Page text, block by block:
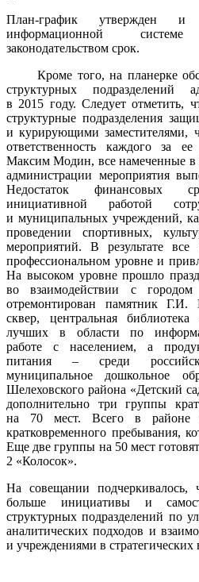
План-график утвержден
информационной
законодательством срок.
Кроме того, на планерке
структурных подразделений
в 2015 году. Следует отметить,
структурные подразделения
и курирующими заместителями,
ответственность каждого за
Максим Модин, все намеченные в
администрации мероприятия
Недостаток финансовых
инициативной работой
и муниципальных учреждений,
проведении спортивных,
мероприятий. В результате
профессиональном уровне и
На высоком уровне прошло
во взаимодействии с
отремонтирован памятник Г.И.
сквер, центральная
лучших в области по
работе с населением, а
питания – среди
муниципальное дошкольное
Шелеховского района «Детский
дополнительно три группы
на 70 мест. Всего в районе
кратковременного пребывания,
Еще две группы на 50 мест
2 «Колосок».
На совещании подчеркивалось,
больше инициативы и
структурных подразделений по
аналитических подходов и
и учреждениями в стратегических